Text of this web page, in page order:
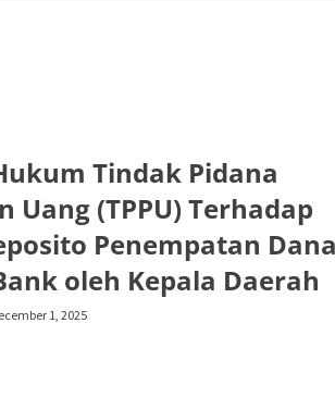
Tindak Pidana
Uang (TPPU) Terhadap
Penempatan
oleh Kepala Daerah
1, 2025